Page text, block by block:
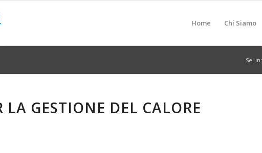
Home Chi Siamo
Sei in:
GESTIONE DEL CALORE